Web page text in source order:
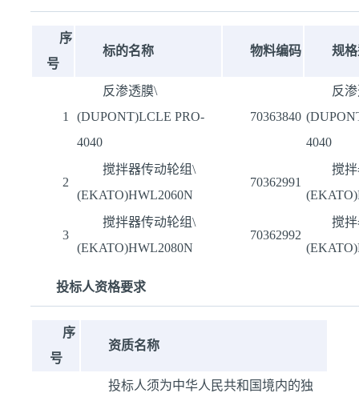
序
号
标的名称 物料编码 规
1
反渗透膜\
(DUPONT)LCLE PRO-
4040
70363840
反
4040
2
搅拌器传动轮组\
(EKATO)HWL2060N
70362991
搅
3
搅拌器传动轮组\
(EKATO)HWL2080N
70362992
搅
投标人资格要求
序
号
资质名称
投标人须为中华人民共和国境内的独